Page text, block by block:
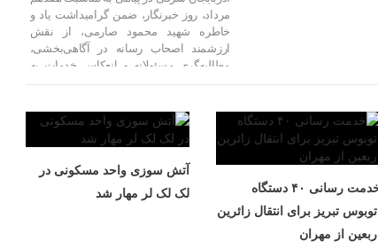
مرداد، روز خبرنگار، ضمن گرامیداشت یاد و
خاطره شهید محمود صارمی، از نقش
ارزشمند اصحاب رسانه در آگاهی‌بخشی،
مطالبه‌گری مسئولانه و انعکاس خدمات به
خدمت رسانی ۴۰ دستگاه
اتوبوس تبریز برای انتقال زائرین
اربعین از مهران
۱۶ مرداد ۱۴۰۵
آتش سوزی واحد مسکونی در
لک لک لر مهار شد